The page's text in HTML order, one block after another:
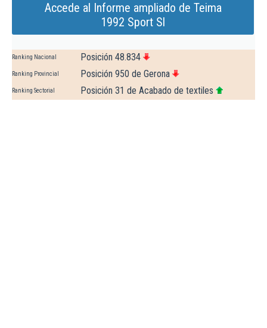
Accede al Informe ampliado de Teima
1992 Sport Sl
Ranking Nacional Posición 48.834
Ranking Provincial Posición 950 de Gerona
Ranking Sectorial Posición 31 de Acabado de textiles